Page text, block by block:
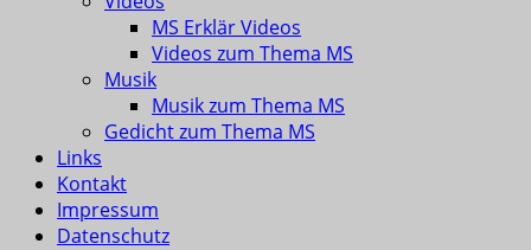
MS Erklär Videos
Videos zum Thema MS
Musik
Musik zum Thema MS
Gedicht zum Thema MS
Links
Kontakt
Impressum
Datenschutz